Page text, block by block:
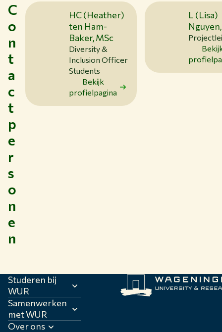
C
o
n
t
a
c
t
p
e
r
s
o
n
e
n
HC (Heather)
ten Ham-
Baker, MSc
Diversity &
Inclusion Officer
Students
Bekijk
profielpagina
L (Lisa)
Studeren bij
WUR
Samenwerken
met WUR
Over ons